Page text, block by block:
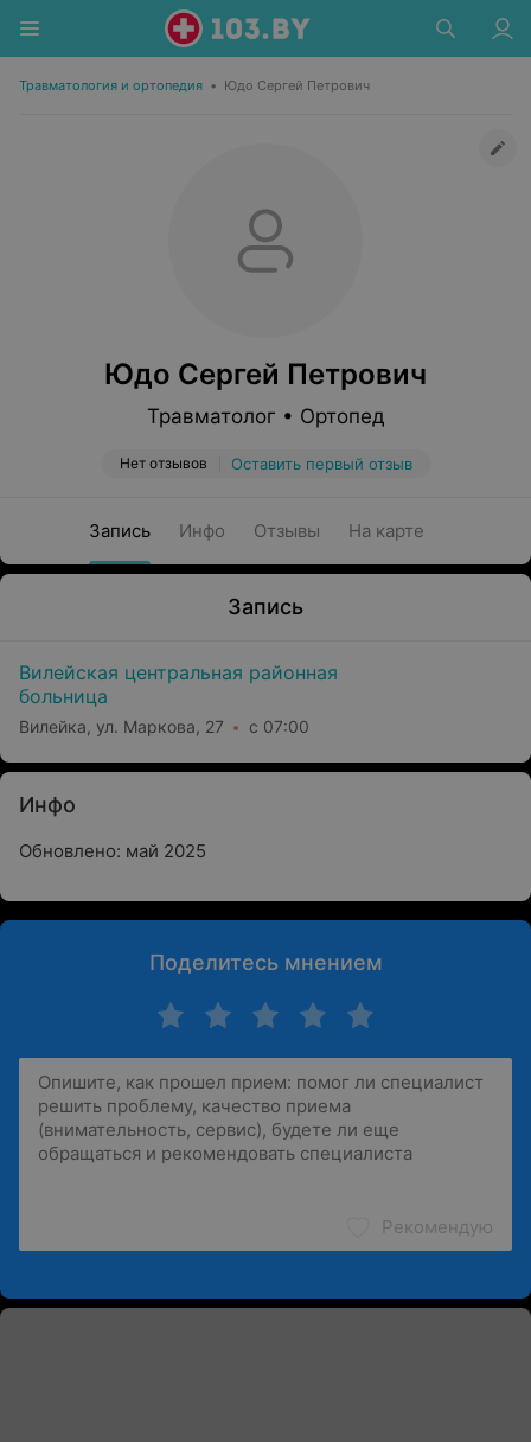
Травматология и ортопедия • Юдо Сергей Петрович
Юдо Сергей Петрович
Травматолог • Ортопед
Нет отзывов Оставить первый отзыв
Запись Инфо Отзывы На карте
Запись
Вилейская центральная районная
больница
Вилейка, ул. Маркова, 27 с 07:00
Инфо
Обновлено: май 2025
Поделитесь мнением
Рекомендую